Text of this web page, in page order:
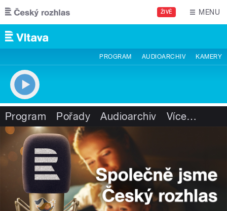
Přejít k hlavnímu obsahu
ŽIVĚ MENU
PROGRAM AUDIOARCHIV KAMERY
Program Pořady Audioarchiv Více…